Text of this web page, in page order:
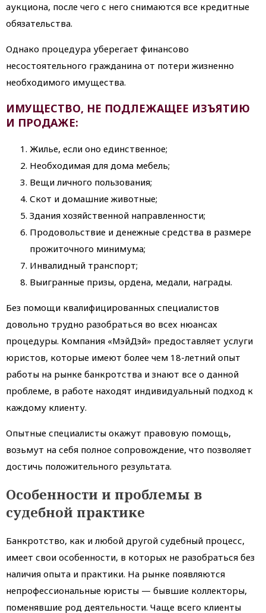
аукциона, после чего с него снимаются все кредитные
обязательства.
Однако процедура уберегает финансово
несостоятельного гражданина от потери жизненно
необходимого имущества.
ИМУЩЕСТВО, НЕ ПОДЛЕЖАЩЕЕ ИЗЪЯТИЮ
И ПРОДАЖЕ:
Жилье, если оно единственное;
Необходимая для дома мебель;
Вещи личного пользования;
Скот и домашние животные;
Здания хозяйственной направленности;
Продовольствие и денежные средства в размере
прожиточного минимума;
Инвалидный транспорт;
Выигранные призы, ордена, медали, награды.
Без помощи квалифицированных специалистов
довольно трудно разобраться во всех нюансах
процедуры. Компания «МэйДэй» предоставляет услуги
юристов, которые имеют более чем 18-летний опыт
работы на рынке банкротства и знают все о данной
проблеме, в работе находят индивидуальный подход к
каждому клиенту.
Опытные специалисты окажут правовую помощь,
возьмут на себя полное сопровождение, что позволяет
достичь положительного результата.
Особенности и проблемы в
судебной практике
Банкротство, как и любой другой судебный процесс,
имеет свои особенности, в которых не разобраться без
наличия опыта и практики. На рынке появляются
непрофессиональные юристы — бывшие коллекторы,
поменявшие род деятельности. Чаще всего клиенты